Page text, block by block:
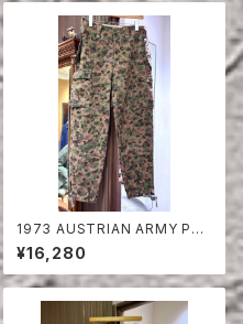
1973 AUSTRIAN ARMY PEA
DOT CAMO FIERD PANTS
¥16,280